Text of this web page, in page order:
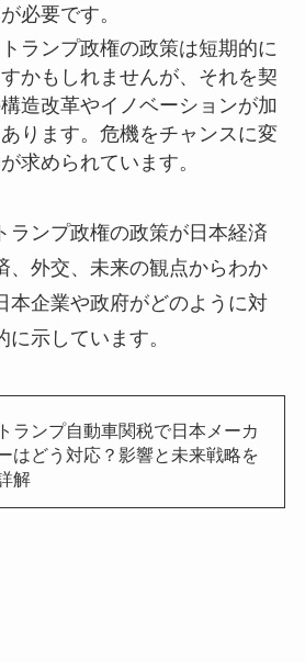
必要です。
トランプ政権の政策は短期的に
かもしれませんが、それを契
造改革やイノベーションが加
ります。危機をチャンスに変
求められています。
ランプ政権の政策が日本経済
、外交、未来の観点からわか
本企業や政府がどのように対
示しています。
トランプ自動車関税で日本メーカ
はどう対応？影響と未来戦略を
解